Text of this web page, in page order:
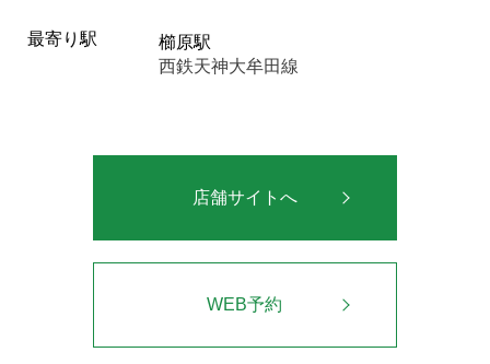
最寄り駅
櫛原駅
西鉄天神大牟田線
店舗サイトへ
WEB予約